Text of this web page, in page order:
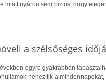
miatt nyáron sem biztos, hogy
a szélsőséges
egyre gyakrabban
nehezítik a